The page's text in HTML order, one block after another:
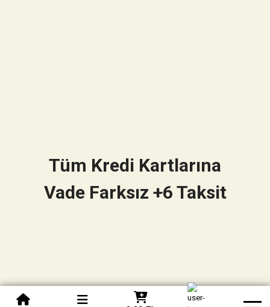
0850 305 09 70
Tüm Kredi Kartlarına
Vade Farksız +6 Taksit